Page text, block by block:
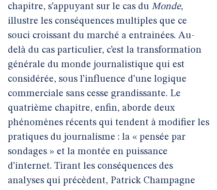
chapitre, s’appuyant sur le cas du Monde,
illustre les conséquences multiples que ce
souci croissant du marché a entrainées. Au-
delà du cas particulier, c’est la transformation
générale du monde journalistique qui est
considérée, sous l’influence d’une logique
commerciale sans cesse grandissante. Le
quatrième chapitre, enfin, aborde deux
phénomènes récents qui tendent à modifier les
pratiques du journalisme : la « pensée par
sondages » et la montée en puissance
d’internet. Tirant les conséquences des
analyses qui précèdent, Patrick Champagne